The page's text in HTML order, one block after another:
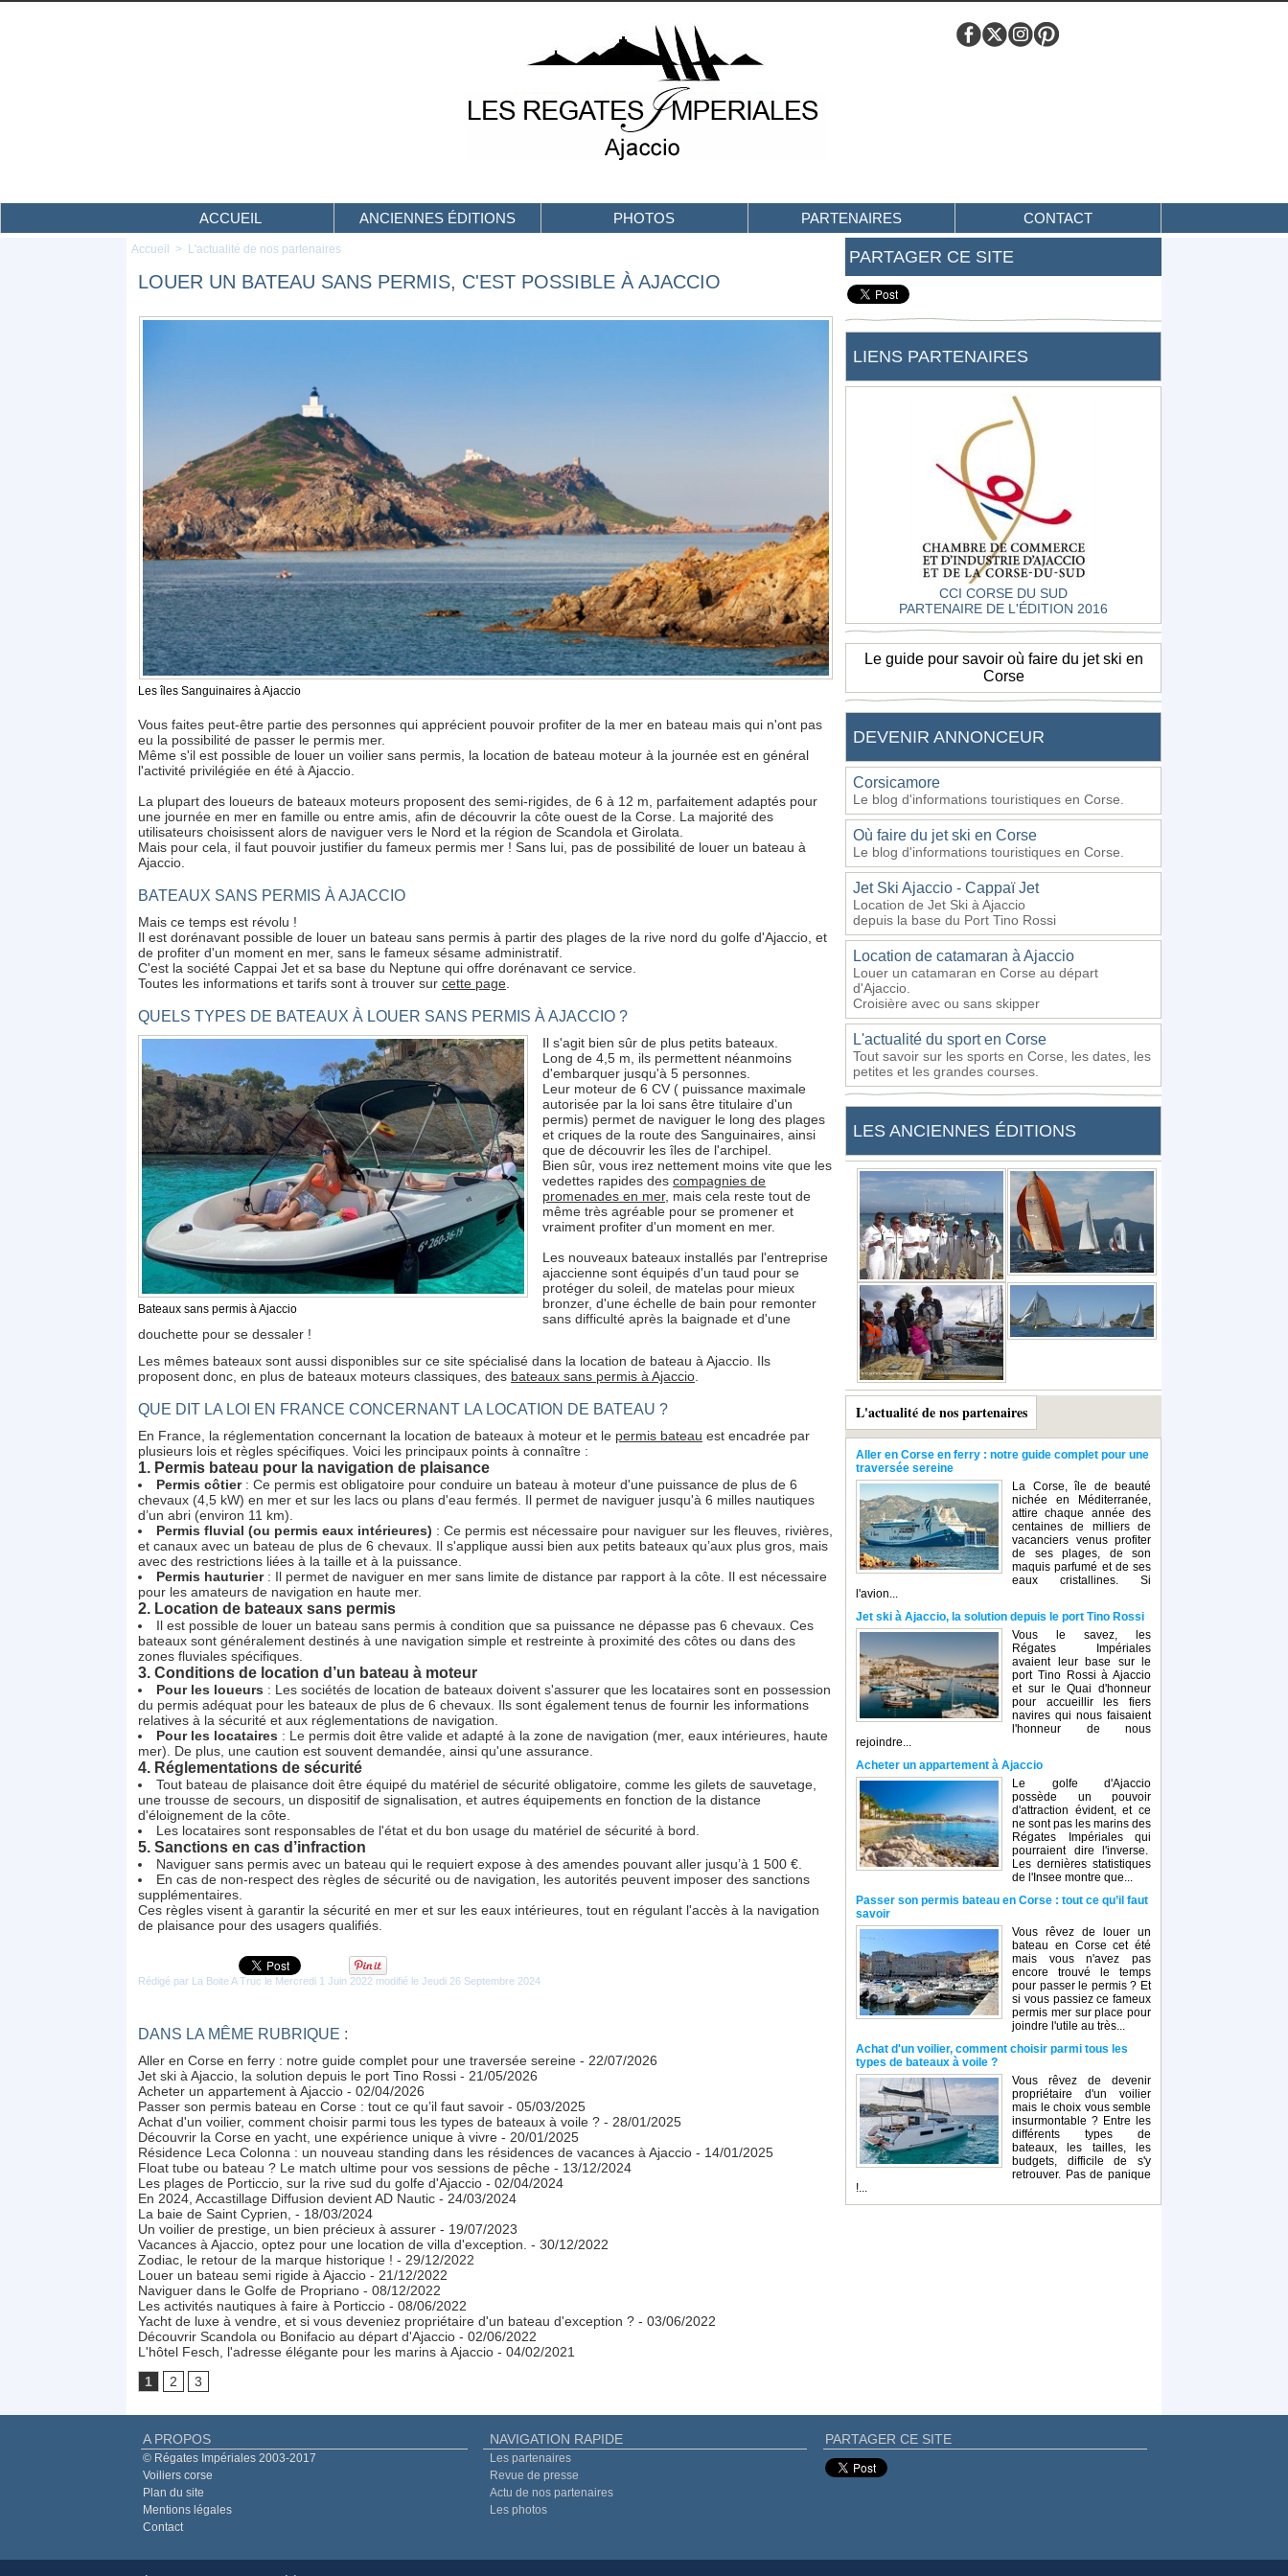
ACCUEIL ANCIENNES ÉDITIONS PHOTOS PARTENAIRES CONTACT
Accueil > L'actualité de nos partenaires
LOUER UN BATEAU SANS PERMIS, C'EST POSSIBLE À AJACCIO
Les îles Sanguinaires à Ajaccio
Vous faites peut-être partie des personnes qui apprécient pouvoir profiter de la mer en bateau mais qui n'ont pas
eu la possibilité de passer le permis mer.
Même s'il est possible de louer un voilier sans permis, la location de bateau moteur à la journée est en général
l'activité privilégiée en été à Ajaccio.
La plupart des loueurs de bateaux moteurs proposent des semi-rigides, de 6 à 12 m, parfaitement adaptés pour
une journée en mer en famille ou entre amis, afin de découvrir la côte ouest de la Corse. La majorité des
utilisateurs choisissent alors de naviguer vers le Nord et la région de Scandola et Girolata.
Mais pour cela, il faut pouvoir justifier du fameux permis mer ! Sans lui, pas de possibilité de louer un bateau à
Ajaccio.
BATEAUX SANS PERMIS À AJACCIO
Mais ce temps est révolu !
Il est dorénavant possible de louer un bateau sans permis à partir des plages de la rive nord du golfe d'Ajaccio, et
de profiter d'un moment en mer, sans le fameux sésame administratif.
C'est la société Cappai Jet et sa base du Neptune qui offre dorénavant ce service.
Toutes les informations et tarifs sont à trouver sur cette page
QUELS TYPES DE BATEAUX À LOUER SANS PERMIS À AJACCIO ?
Bateaux sans permis à Ajaccio
Il s'agit bien sûr de plus petits bateaux.
Long de 4,5 m, ils permettent néanmoins
d'embarquer jusqu'à 5 personnes.
Leur moteur de 6 CV ( puissance maximale
autorisée par la loi sans être titulaire d'un
permis) permet de naviguer le long des plages
et criques de la route des Sanguinaires, ainsi
que de découvrir les îles de l'archipel.
Bien sûr, vous irez nettement moins vite que les
vedettes rapides des compagnies de
promenades en mer, mais cela reste tout de
même très agréable pour se promener et
vraiment profiter d'un moment en mer.
Les nouveaux bateaux installés par l'entreprise
ajaccienne sont équipés d'un taud pour se
protéger du soleil, de matelas pour mieux
bronzer, d'une échelle de bain pour remonter
sans difficulté après la baignade et d'une
douchette pour se dessaler !
Les mêmes bateaux sont aussi disponibles sur ce site spécialisé dans la location de bateau à Ajaccio. Ils
proposent donc, en plus de bateaux moteurs classiques, des bateaux sans permis à Ajaccio
QUE DIT LA LOI EN FRANCE CONCERNANT LA LOCATION DE BATEAU ?
En France, la réglementation concernant la location de bateaux à moteur et le permis bateau est encadrée par
plusieurs lois et règles spécifiques. Voici les principaux points à connaître :
1. Permis bateau pour la navigation de plaisance
Permis côtier: Ce permis est obligatoire pour conduire un bateau à moteur d'une puissance de plus de 6
chevaux (4,5 kW) en mer et sur les lacs ou plans d'eau fermés. Il permet de naviguer jusqu'à 6 milles nautiques
d’un abri (environ 11 km).
Permis fluvial (ou permis eaux intérieures) : Ce permis est nécessaire pour naviguer sur les fleuves, rivières,
et canaux avec un bateau de plus de 6 chevaux. Il s'applique aussi bien aux petits bateaux qu’aux plus gros, mais
avec des restrictions liées à la taille et à la puissance.
Permis hauturier: Il permet de naviguer en mer sans limite de distance par rapport à la côte. Il est nécessaire
pour les amateurs de navigation en haute mer.
2. Location de bateaux sans permis
Il est possible de louer un bateau sans permis à condition que sa puissance ne dépasse pas 6 chevaux. Ces
bateaux sont généralement destinés à une navigation simple et restreinte à proximité des côtes ou dans des
zones fluviales spécifiques.
3. Conditions de location d’un bateau à moteur
Pour les loueurs : Les sociétés de location de bateaux doivent s'assurer que les locataires sont en possession
du permis adéquat pour les bateaux de plus de 6 chevaux. Ils sont également tenus de fournir les informations
relatives à la sécurité et aux réglementations de navigation.
Pour les locataires : Le permis doit être valide et adapté à la zone de navigation (mer, eaux intérieures, haute
mer). De plus, une caution est souvent demandée, ainsi qu'une assurance.
4. Réglementations de sécurité
Tout bateau de plaisance doit être équipé du matériel de sécurité obligatoire, comme les gilets de sauvetage,
une trousse de secours, un dispositif de signalisation, et autres équipements en fonction de la distance
d'éloignement de la côte.
Les locataires sont responsables de l'état et du bon usage du matériel de sécurité à bord.
5. Sanctions en cas d’infraction
Naviguer sans permis avec un bateau qui le requiert expose à des amendes pouvant aller jusqu’à 1 500 €.
En cas de non-respect des règles de sécurité ou de navigation, les autorités peuvent imposer des sanctions
supplémentaires.
Ces règles visent à garantir la sécurité en mer et sur les eaux intérieures, tout en régulant l'accès à la navigation
de plaisance pour des usagers qualifiés.
Rédigé par La Boite A Truc le Mercredi 1 Juin 2022 modifié le Jeudi 26 Septembre 2024
DANS LA MÊME RUBRIQUE :
Aller en Corse en ferry : notre guide complet pour une traversée sereine - 22/07/2026
Jet ski à Ajaccio, la solution depuis le port Tino Rossi - 21/05/2026
Acheter un appartement à Ajaccio - 02/04/2026
Passer son permis bateau en Corse : tout ce qu’il faut savoir - 05/03/2025
Achat d'un voilier, comment choisir parmi tous les types de bateaux à voile ? - 28/01/2025
Découvrir la Corse en yacht, une expérience unique à vivre - 20/01/2025
Résidence Leca Colonna : un nouveau standing dans les résidences de vacances à Ajaccio - 14/01/2025
Float tube ou bateau ? Le match ultime pour vos sessions de pêche - 13/12/2024
Les plages de Porticcio, sur la rive sud du golfe d'Ajaccio - 02/04/2024
En 2024, Accastillage Diffusion devient AD Nautic - 24/03/2024
La baie de Saint Cyprien, - 18/03/2024
Un voilier de prestige, un bien précieux à assurer - 19/07/2023
Vacances à Ajaccio, optez pour une location de villa d'exception. - 30/12/2022
Zodiac, le retour de la marque historique ! - 29/12/2022
Louer un bateau semi rigide à Ajaccio - 21/12/2022
Naviguer dans le Golfe de Propriano - 08/12/2022
Les activités nautiques à faire à Porticcio - 08/06/2022
Yacht de luxe à vendre, et si vous deveniez propriétaire d'un bateau d'exception ? - 03/06/2022
Découvrir Scandola ou Bonifacio au départ d'Ajaccio - 02/06/2022
L'hôtel Fesch, l'adresse élégante pour les marins à Ajaccio - 04/02/2021
1
2 3
PARTAGER CE SITE
LIENS PARTENAIRES
CCI CORSE DU SUD
PARTENAIRE DE L'ÉDITION 2016
Le guide pour savoir où faire du jet ski en
Corse
DEVENIR ANNONCEUR
Corsicamore
Le blog d'informations touristiques en Corse.
Où faire du jet ski en Corse
Le blog d'informations touristiques en Corse.
Jet Ski Ajaccio - Cappaï Jet
Location de Jet Ski à Ajaccio
depuis la base du Port Tino Rossi
Location de catamaran à Ajaccio
Louer un catamaran en Corse au départ
d'Ajaccio.
Croisière avec ou sans skipper
L'actualité du sport en Corse
Tout savoir sur les sports en Corse, les dates, les
petites et les grandes courses.
LES ANCIENNES ÉDITIONS
L'actualité de nos partenaires
Aller en Corse en ferry : notre guide complet pour une
traversée sereine
La Corse, île de beauté
nichée en Méditerranée,
attire chaque année des
centaines de milliers de
vacanciers venus profiter
de ses plages, de son
maquis parfumé et de ses
eaux cristallines. Si
l'avion...
Jet ski à Ajaccio, la solution depuis le port Tino Rossi
Vous le savez, les
Régates Impériales
avaient leur base sur le
port Tino Rossi à Ajaccio
et sur le Quai d'honneur
pour accueillir les fiers
navires qui nous faisaient
l'honneur de nous
rejoindre...
Acheter un appartement à Ajaccio
Le golfe d'Ajaccio
possède un pouvoir
d'attraction évident, et ce
ne sont pas les marins des
Régates Impériales qui
pourraient dire l'inverse.
Les dernières statistiques
de l'Insee montre que...
Passer son permis bateau en Corse : tout ce qu’il faut
savoir
Vous rêvez de louer un
bateau en Corse cet été
mais vous n'avez pas
encore trouvé le temps
pour passer le permis ? Et
si vous passiez ce fameux
permis mer sur place pour
joindre l'utile au très...
Achat d'un voilier, comment choisir parmi tous les
types de bateaux à voile ?
Vous rêvez de devenir
propriétaire d'un voilier
mais le choix vous semble
insurmontable ? Entre les
différents types de
bateaux, les tailles, les
budgets, difficile de s'y
retrouver. Pas de panique
!...
A PROPOS
© Régates Impériales 2003-2017
Voiliers corse
Plan du site
Mentions légales
Contact
NAVIGATION RAPIDE
Les partenaires
Revue de presse
Actu de nos partenaires
Les photos
PARTAGER CE SITE